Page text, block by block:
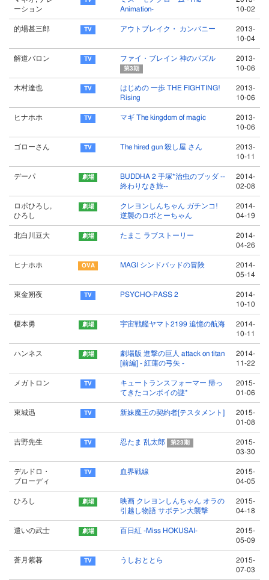
ーション
Animation-
10-02
的場甚三郎 アウトブレイク・ カンパニー
2013-
10-04
解道バロン ファイ・ブレイン 神のパズル
第3期
2013-
10-06
木村達也
はじめの 一歩 THE FIGHTING!
Rising
2013-
10-06
ヒナホホ マギ The kingdom of magic
2013-
10-06
ゴローさん The hired gun 殺し屋 さん
2013-
10-11
デーパ
BUDDHA 2 手塚*治虫のブッダ --
終わりなき旅--
2014-
02-08
ロボひろし,
ひろし
クレヨンしんちゃん ガチンコ!
逆襲のロボとーちゃん
2014-
04-19
北白川豆大 たまこ ラブストーリー
2014-
04-26
ヒナホホ MAGI シンドバッドの冒険
2014-
05-14
東金朔夜 PSYCHO-PASS 2
2014-
10-10
榎本勇 宇宙戦艦ヤマト2199 追憶の航海
2014-
10-11
ハンネス
劇場版 進撃の巨人 attack on titan
[前編] - 紅蓮の弓矢 -
2014-
11-22
メガトロン
キュートランスフォーマー 帰っ
てきたコンボイの謎*
2015-
01-06
東城迅 新妹魔王の契約者[テスタメント]
2015-
01-08
吉野先生 忍たま 乱太郎 第23期
2015-
03-30
デルドロ・
ブローディ
血界戦線
2015-
04-05
ひろし
映画 クレヨンしんちゃん オラの
引越し物語 サボテン大襲撃
2015-
04-18
遣いの武士 百日紅 -Miss HOKUSAI-
2015-
05-09
蒼月紫暮 うしおととら
2015-
07-03